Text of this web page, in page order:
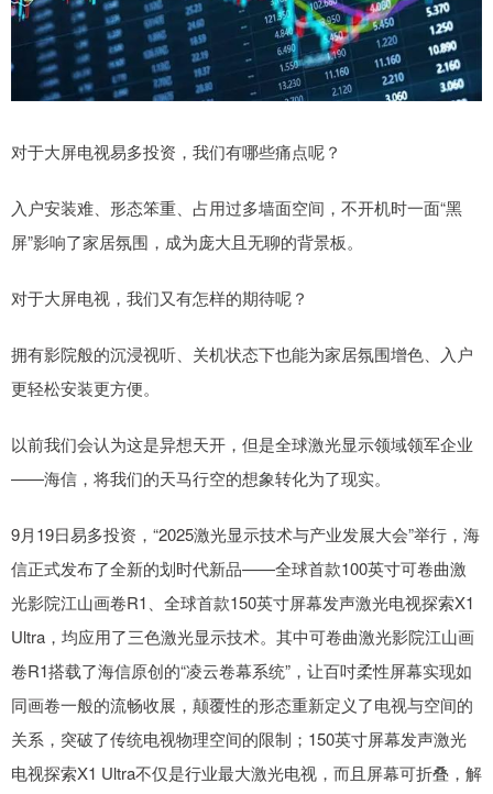
对于大屏电视易多投资，我们有哪些痛点呢？
入户安装难、形态笨重、占用过多墙面空间，不开机时一面“黑
屏”影响了家居氛围，成为庞大且无聊的背景板。
对于大屏电视，我们又有怎样的期待呢？
拥有影院般的沉浸视听、关机状态下也能为家居氛围增色、入户
更轻松安装更方便。
以前我们会认为这是异想天开，但是全球激光显示领域领军企业
——海信，将我们的天马行空的想象转化为了现实。
9月19日易多投资，“2025激光显示技术与产业发展大会”举行，海
信正式发布了全新的划时代新品——全球首款100英寸可卷曲激
光影院江山画卷R1、全球首款150英寸屏幕发声激光电视探索X1
Ultra，均应用了三色激光显示技术。其中可卷曲激光影院江山画
卷R1搭载了海信原创的“凌云卷幕系统”，让百吋柔性屏幕实现如
同画卷一般的流畅收展，颠覆性的形态重新定义了电视与空间的
关系，突破了传统电视物理空间的限制；150英寸屏幕发声激光
电视探索X1 Ultra不仅是行业最大激光电视，而且屏幕可折叠，解